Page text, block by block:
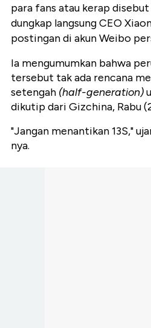
para fans atau kerap disebut
dungkap langsung CEO
postingan di akun Weibo
Ia mengumumkan bahwa
tersebut tak ada rencana
setengah (half-generation)
dikutip dari Gizchina, Rabu
"Jangan menantikan 13S,"
nya.